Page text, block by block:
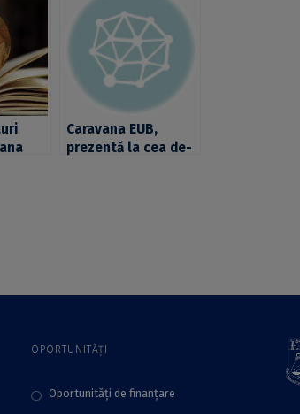
Caravana EUB,
prezentă la cea de-
OPORTUNITĂȚI
Oportunități de finanțare